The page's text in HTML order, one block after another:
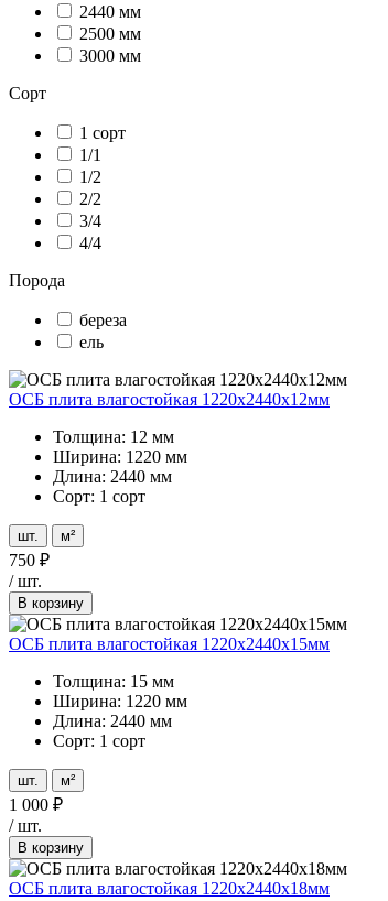
2440 мм
2500 мм
3000 мм
Сорт
1 сорт
1/1
1/2
2/2
3/4
4/4
Порода
береза
ель
ОСБ плита влагостойкая 1220х2440х12мм
Толщина: 12 мм
Ширина: 1220 мм
Длина: 2440 мм
Сорт: 1 сорт
шт. м²
750 ₽
/шт.
В корзину
ОСБ плита влагостойкая 1220х2440х15мм
Толщина: 15 мм
Ширина: 1220 мм
Длина: 2440 мм
Сорт: 1 сорт
шт. м²
1 000 ₽
/шт.
В корзину
ОСБ плита влагостойкая 1220х2440х18мм